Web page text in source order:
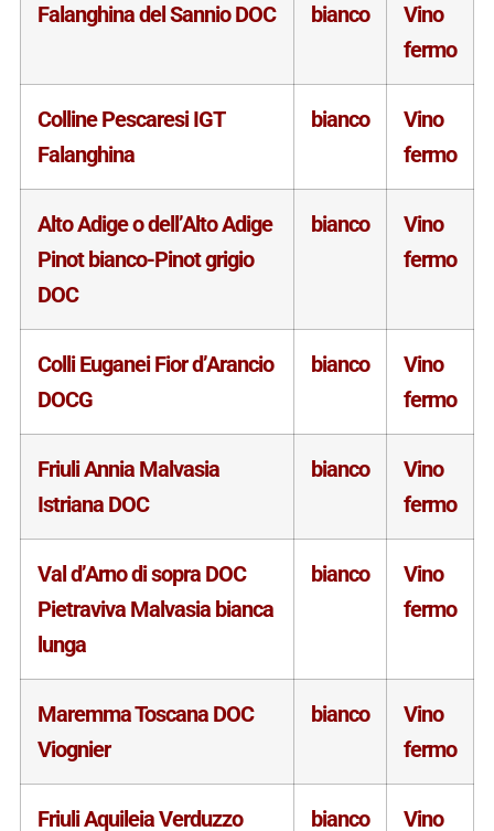
Falanghina del Sannio DOC bianco
Vino
fermo
Colline Pescaresi IGT
Falanghina
bianco
Vino
fermo
Alto Adige o dell’Alto Adige
Pinot bianco-Pinot grigio
DOC
bianco
Vino
fermo
Colli Euganei Fior d’Arancio
DOCG
bianco
Vino
fermo
Friuli Annia Malvasia
Istriana DOC
bianco
Vino
fermo
Val d’Arno di sopra DOC
Pietraviva Malvasia bianca
lunga
bianco
Vino
fermo
Maremma Toscana DOC
Viognier
bianco
Vino
fermo
Friuli Aquileia Verduzzo
bianco
Vino